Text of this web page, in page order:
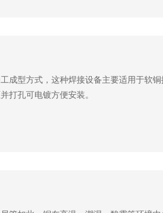
成型方式，这种焊接设备主要适用于软
打孔可电镀方便安装。